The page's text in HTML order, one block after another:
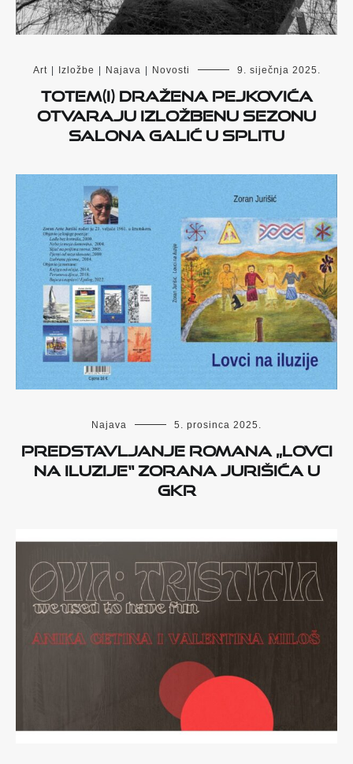
Art Izložbe Najava Novosti 9. siječnja 2025.
Totem(i) Dražena Pejkovića
otvaraju izložbenu sezonu
Salona Galić u Splitu
Najava 5. prosinca 2025.
Predstavljanje romana „Lovci
na iluzije“ Zorana Jurišića u
GKR